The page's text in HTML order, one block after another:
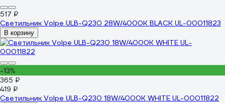
517 ₽
Светильник Volpe ULB-Q230 28W/4000К BLACK UL-00011823
В корзину
-13%
365 ₽
419 ₽
Светильник Volpe ULB-Q230 18W/4000К WHITE UL-00011822